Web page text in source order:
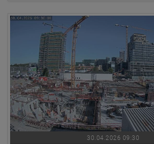
30.04.2026 09:30